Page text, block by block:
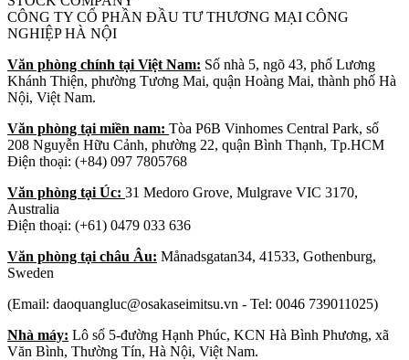
CÔNG TY CỔ PHẦN ĐẦU TƯ THƯƠNG MẠI CÔNG
NGHIỆP HÀ NỘI
Văn phòng chính tại Việt Nam: Số nhà 5, ngõ 43, phố Lương
Khánh Thiện, phường Tương Mai, quận Hoàng Mai, thành phố Hà
Nội, Việt Nam.
Văn phòng tại miền nam: Tòa P6B Vinhomes Central Park, số
208 Nguyễn Hữu Cảnh, phường 22, quận Bình Thạnh, Tp.HCM
Điện thoại: (+84) 097 7805768
Văn phòng tại Úc: 31 Medoro Grove, Mulgrave VIC 3170,
Australia
Điện thoại: (+61) 0479 033 636
Văn phòng tại châu Âu: Månadsgatan34, 41533, Gothenburg,
Sweden
(Email: daoquangluc@osakaseimitsu.vn - Tel: 0046 739011025)
Nhà máy: Lô số 5-đường Hạnh Phúc, KCN Hà Bình Phương, xã
Văn Bình, Thường Tín, Hà Nội, Việt Nam.